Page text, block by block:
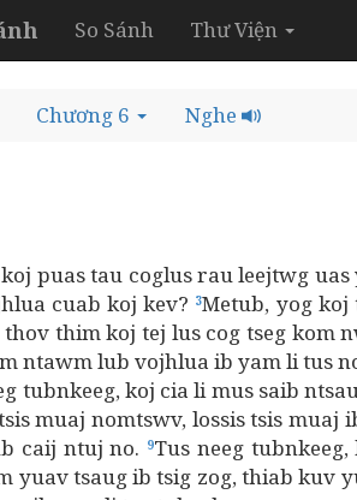
So Sánh Thư Viện
Chương 6 Nghe
puas tau coglus rau leejtwg
cuab koj kev? 3Metub, yog
thim koj tej lus cog tseg kom
ntawm lub vojhlua ib yam li tus
tubnkeeg, koj cia li mus saib
muaj nomtswv, lossis tsis muaj
caij ntuj no. 9Tus neeg
yuav tsaug ib tsig zog, thiab kuv